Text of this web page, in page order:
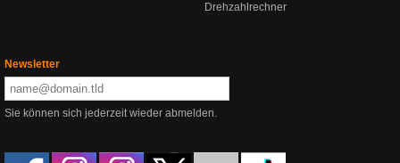
Drehzahlrechner
Newsletter
Sie können sich jederzeit wieder abmelden.